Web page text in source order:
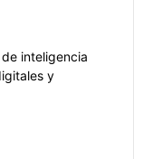
inteligencia
y